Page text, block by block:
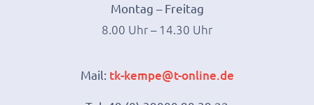
Montag – Freitag
8.00 Uhr – 14.30 Uhr
Mail: tk-kempe@t-online.de